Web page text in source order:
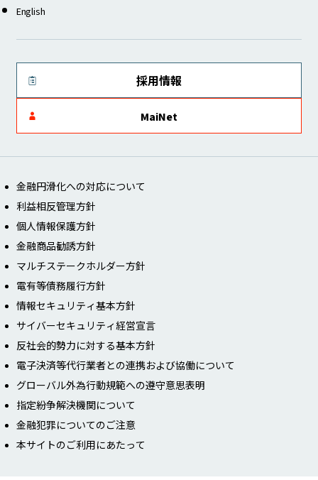
English
採用情報
MaiNet
金融円滑化への対応について
利益相反管理方針
個人情報保護方針
金融商品勧誘方針
マルチステークホルダー方針
電有等債務履行方針
情報セキュリティ基本方針
サイバーセキュリティ経営宣言
反社会的勢力に対する基本方針
電子決済等代行業者との連携および協働について
グローバル外為行動規範への遵守意思表明
指定紛争解決機関について
金融犯罪についてのご注意
本サイトのご利用にあたって